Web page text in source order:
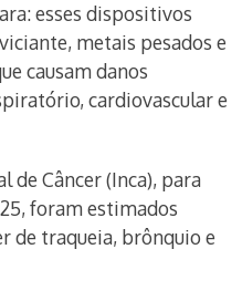
esses dispositivos
metais pesados e
causam danos
cardiovascular e
de Câncer (Inca), para
foram estimados
de traqueia, brônquio e